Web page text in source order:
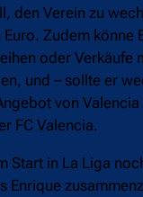
Verein zu
Zudem könne
oder
und – sollte er
von
FC Valencia.
Start in La Liga